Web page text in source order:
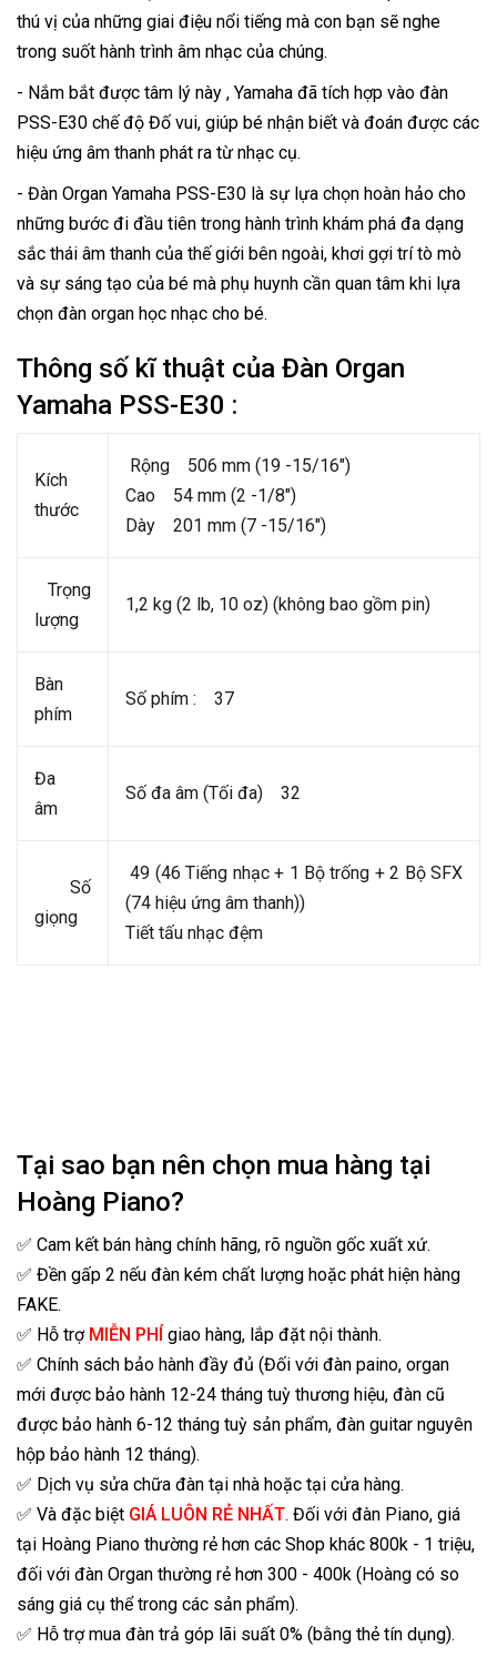
thú vị của những giai điệu nổi tiếng mà con bạn sẽ nghe
trong suốt hành trình âm nhạc của chúng.
- Nắm bắt được tâm lý này , Yamaha đã tích hợp vào đàn
PSS-E30 chế độ Đố vui, giúp bé nhận biết và đoán được các
hiệu ứng âm thanh phát ra từ nhạc cụ.
- Đàn Organ Yamaha PSS-E30 là sự lựa chọn hoàn hảo cho
những bước đi đầu tiên trong hành trình khám phá đa dạng
sắc thái âm thanh của thế giới bên ngoài, khơi gợi trí tò mò
và sự sáng tạo của bé mà phụ huynh cần quan tâm khi lựa
chọn đàn organ học nhạc cho bé.
Thông số kĩ thuật của Đàn Organ
Yamaha PSS-E30 :
Kích
thước
Rộng 506 mm (19 -15/16")
Cao 54 mm (2 -1/8")
Dày 201 mm (7 -15/16")
Trọng
lượng
1,2 kg (2 lb, 10 oz) (không bao gồm pin)
Bàn
phím
Số phím : 37
Đa
âm
Số đa âm (Tối đa) 32
Số
giọng
49 (46 Tiếng nhạc + 1 Bộ trống + 2 Bộ SFX
(74 hiệu ứng âm thanh))
Tiết tấu nhạc đệm
Tại sao bạn nên chọn mua hàng tại
Hoàng Piano?
✅ Cam kết bán hàng chính hãng, rõ nguồn gốc xuất xứ.
✅ Đền gấp 2 nếu đàn kém chất lượng hoặc phát hiện hàng
FAKE.
✅ Hỗ trợ MIỄN PHÍ giao hàng, lắp đặt nội thành.
✅ Chính sách bảo hành đầy đủ (Đối với đàn paino, organ
mới được bảo hành 12-24 tháng tuỳ thương hiệu, đàn cũ
được bảo hành 6-12 tháng tuỳ sản phẩm, đàn guitar nguyên
hộp bảo hành 12 tháng).
✅ Dịch vụ sửa chữa đàn tại nhà hoặc tại cửa hàng.
✅ Và đặc biệt GIÁ LUÔN RẺ NHẤT. Đối với đàn Piano, giá
tại Hoàng Piano thường rẻ hơn các Shop khác 800k - 1 triệu,
đối với đàn Organ thường rẻ hơn 300 - 400k (Hoàng có so
sáng giá cụ thể trong các sản phẩm).
✅ Hỗ trợ mua đàn trả góp lãi suất 0% (bằng thẻ tín dụng).